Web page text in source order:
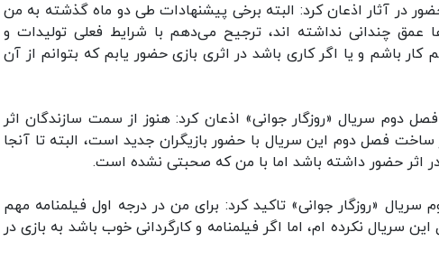
در آثار اذعان کرد: البته برخی پیشنهادات طی دو ماه گذشته به من
عمق چندانی نداشته اند، ترجیح می‌دهم با شرایط فعلی تولیدات و
باشم و یا اگر کاری باشد در اثری بازی حضور یابم که بتوانم از آن
دوم سریال «روزگار جوانی» اذعان کرد: هنوز از سمت سازندگان اثر
فصل دوم این سریال با حضور بازیگران جدید است، البته تا آنجا
اثر حضور داشته باشد اما با من که صحبتی نشده است.
«روزگار جوانی» تاکید کرد: برای من در درجه اول فیلمنامه مهم
نکرده ام، اما اگر فیلمنامه و کارگردانی خوب باشد به بازی در